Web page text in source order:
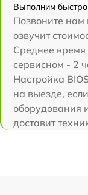
Выполним быстро
Позвоните нам
озвучит
Среднее время
сервисном - 2
Настройка
на выезде,
оборудования
доставит